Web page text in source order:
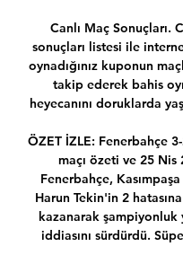
Canlı Maç Sonuçları.
sonuçları listesi ile
oynadığınız kuponun
takip ederek bahis
heyecanını doruklarda
ÖZET İZLE: Fenerbahçe
maçı özeti ve 25
Fenerbahçe, Kasımpaşa
Harun Tekin'in 2 hatasına
kazanarak şampiyonluk
iddiasını sürdürdü.